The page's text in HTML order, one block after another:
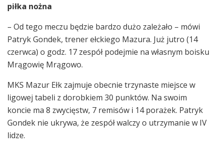
piłka nożna
– Od tego meczu będzie bardzo dużo zależało – mówi
Patryk Gondek, trener ełckiego Mazura. Już jutro (14
czerwca) o godz. 17 zespół podejmie na własnym boisku
Mrągowię Mrągowo.
MKS Mazur Ełk zajmuje obecnie trzynaste miejsce w
ligowej tabeli z dorobkiem 30 punktów. Na swoim
koncie ma 8 zwycięstw, 7 remisów i 14 porażek. Patryk
Gondek nie ukrywa, że zespół walczy o utrzymanie w IV
lidze.